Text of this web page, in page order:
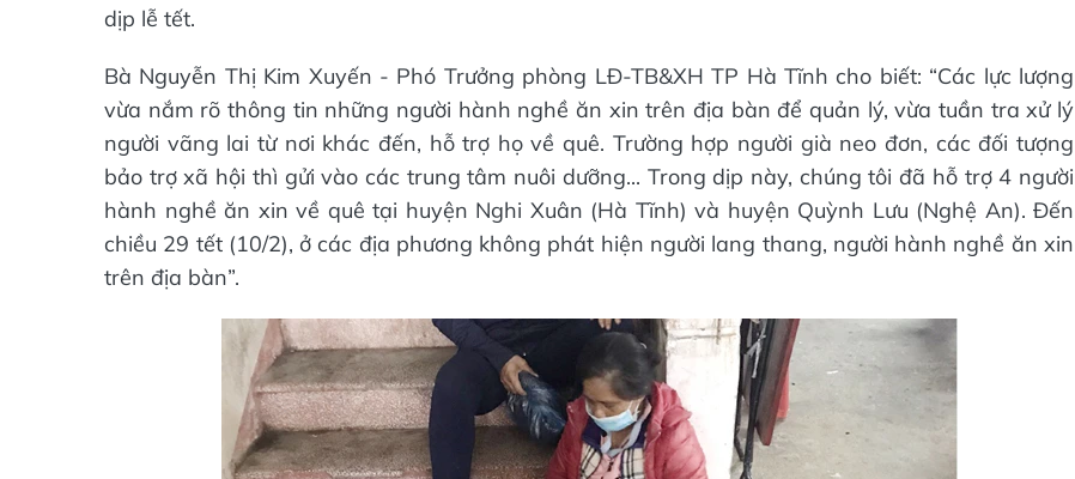
dịp lễ tết.
Bà Nguyễn Thị Kim Xuyến - Phó Trưởng phòng LĐ-TB&XH TP Hà Tĩnh cho biết: “Các lực lượng
vừa nắm rõ thông tin những người hành nghề ăn xin trên địa bàn để quản lý, vừa tuần tra xử lý
người vãng lai từ nơi khác đến, hỗ trợ họ về quê. Trường hợp người già neo đơn, các đối tượng
bảo trợ xã hội thì gửi vào các trung tâm nuôi dưỡng... Trong dịp này, chúng tôi đã hỗ trợ 4 người
hành nghề ăn xin về quê tại huyện Nghi Xuân (Hà Tĩnh) và huyện Quỳnh Lưu (Nghệ An). Đến
chiều 29 tết (10/2), ở các địa phương không phát hiện người lang thang, người hành nghề ăn xin
trên địa bàn”.